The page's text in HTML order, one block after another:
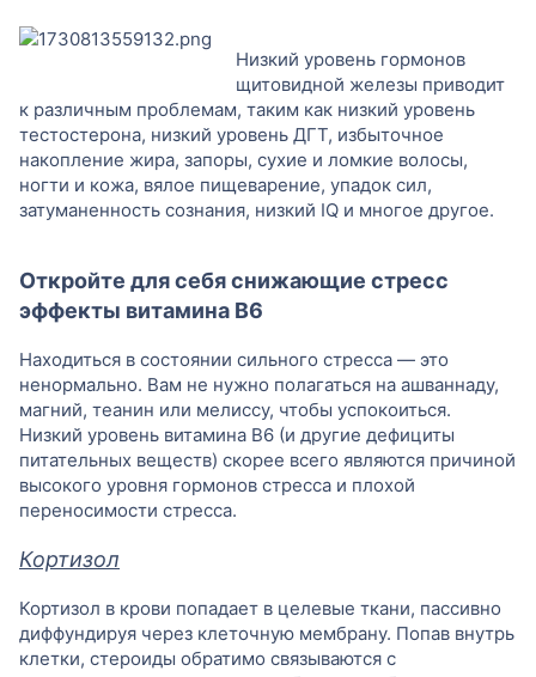
Низкий уровень гормонов
щитовидной железы приводит
к различным проблемам, таким как низкий уровень
тестостерона, низкий уровень ДГТ, избыточное
накопление жира, запоры, сухие и ломкие волосы,
ногти и кожа, вялое пищеварение, упадок сил,
затуманенность сознания, низкий IQ и многое другое.
Откройте для себя снижающие стресс
эффекты витамина B6
Находиться в состоянии сильного стресса — это
ненормально. Вам не нужно полагаться на ашваннаду,
магний, теанин или мелиссу, чтобы успокоиться.
Низкий уровень витамина B6 (и другие дефициты
питательных веществ) скорее всего являются причиной
высокого уровня гормонов стресса и плохой
переносимости стресса.
Кортизол
Кортизол в крови попадает в целевые ткани, пассивно
диффундируя через клеточную мембрану. Попав внутрь
клетки, стероиды обратимо связываются с